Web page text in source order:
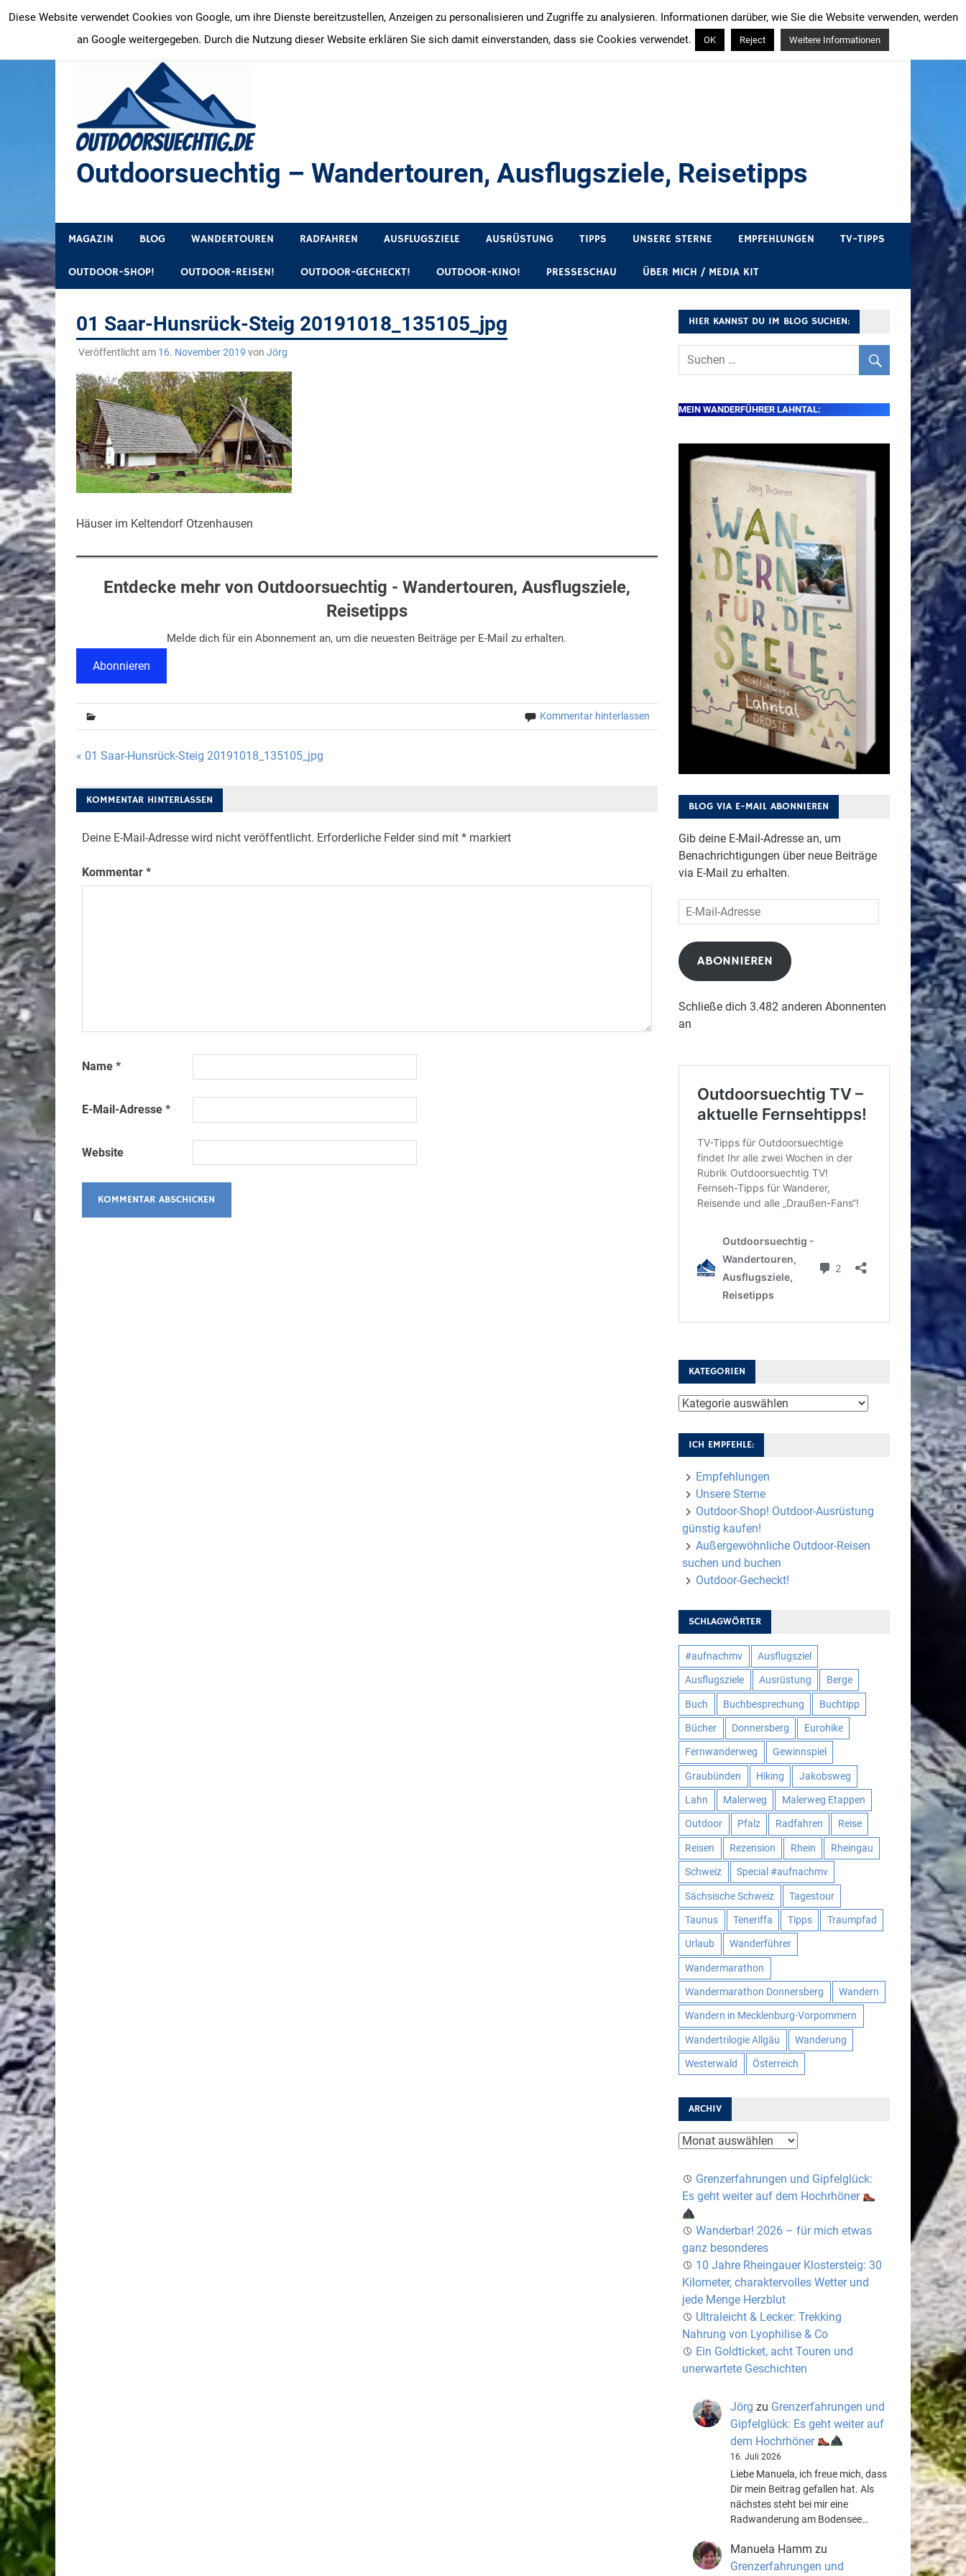
Inhalt
springen
Outdoorsuechtig – Wandertouren, Ausflugsziele, Reisetipps
MAGAZIN BLOG WANDERTOUREN RADFAHREN AUSFLUGSZIELE AUSRÜSTUNG TIPPS UNSERE STERNE EMPFEHLUNGEN TV-TIPPS
OUTDOOR-SHOP! OUTDOOR-REISEN! OUTDOOR-GECHECKT! OUTDOOR-KINO! PRESSESCHAU ÜBER MICH / MEDIA KIT
01 Saar-Hunsrück-Steig 20191018_135105_jpg
Veröffentlicht am 16. November 2019 von Jörg
Häuser im Keltendorf Otzenhausen
Entdecke mehr von Outdoorsuechtig - Wandertouren, Ausflugsziele,
Reisetipps
Melde dich für ein Abonnement an, um die neuesten Beiträge per E-Mail zu erhalten.
Abonnieren
Kommentar hinterlassen
Beitragsnavigation
« 01 Saar-Hunsrück-Steig 20191018_135105_jpg
KOMMENTAR HINTERLASSEN
Deine E-Mail-Adresse wird nicht veröffentlicht. Erforderliche Felder sind mit *markiert
Kommentar *
Name *
E-Mail-Adresse *
Website
HIER KANNST DU IM BLOG SUCHEN:
MEIN WANDERFÜHRER LAHNTAL:
BLOG VIA E-MAIL ABONNIEREN
Gib deine E-Mail-Adresse an, um
Benachrichtigungen über neue Beiträge
via E-Mail zu erhalten.
E-
Mail-
Adresse
ABONNIEREN
Schließe dich 3.482 anderen Abonnenten
an
KATEGORIEN
Kategorien
ICH EMPFEHLE:
Empfehlungen
Unsere Sterne
Outdoor-Shop! Outdoor-Ausrüstung
günstig kaufen!
Außergewöhnliche Outdoor-Reisen
suchen und buchen
Outdoor-Gecheckt!
SCHLAGWÖRTER
#aufnachmv Ausflugsziel
Ausflugsziele Ausrüstung Berge
Buch Buchbesprechung Buchtipp
Bücher Donnersberg Eurohike
Fernwanderweg Gewinnspiel
Graubünden Hiking Jakobsweg
Lahn Malerweg Malerweg Etappen
Outdoor Pfalz Radfahren Reise
Reisen Rezension Rhein Rheingau
Schweiz Special #aufnachmv
Sächsische Schweiz Tagestour
Taunus Teneriffa Tipps Traumpfad
Urlaub Wanderführer
Wandermarathon
Wandermarathon Donnersberg Wandern
Wandern in Mecklenburg-Vorpommern
Wandertrilogie Allgäu Wanderung
Westerwald Österreich
ARCHIV
Archiv
Grenzerfahrungen und Gipfelglück:
Es geht weiter auf dem Hochrhöner
Wanderbar! 2026 – für mich etwas
ganz besonderes
10 Jahre Rheingauer Klostersteig: 30
Kilometer, charaktervolles Wetter und
jede Menge Herzblut
Ultraleicht & Lecker: Trekking
Nahrung von Lyophilise & Co
Ein Goldticket, acht Touren und
unerwartete Geschichten
Jörg zu Grenzerfahrungen und
Gipfelglück: Es geht weiter auf
dem Hochrhöner
16. Juli 2026
Liebe Manuela, ich freue mich, dass
Dir mein Beitrag gefallen hat. Als
nächstes steht bei mir eine
Radwanderung am Bodensee…
Manuela Hamm zu
Grenzerfahrungen und
Diese Website verwendet Cookies von Google, um ihre Dienste bereitzustellen, Anzeigen zu personalisieren und Zugriffe zu analysieren. Informationen darüber, wie Sie die Website verwenden, werden
an Google weitergegeben. Durch die Nutzung dieser Website erklären Sie sich damit einverstanden, dass sie Cookies verwendet.
OK Reject Weitere Informationen